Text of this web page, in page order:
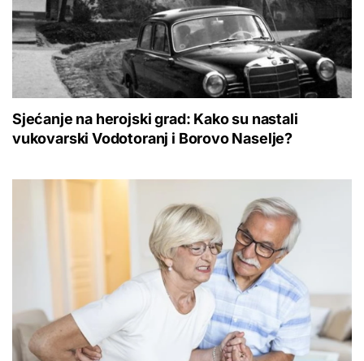
Sjećanje na herojski grad: Kako su nastali
vukovarski Vodotoranj i Borovo Naselje?